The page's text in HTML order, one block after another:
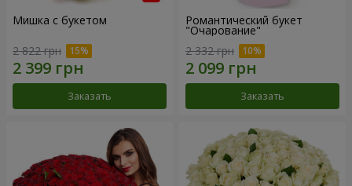
Мишка с букетом
2 822 грн
Заказать
Романтический букет
"Очарование"
2 332 грн
Заказать